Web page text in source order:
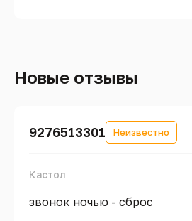
Новые отзывы
9276513301 Неизвестно
Кастол
звонок ночью - сброс